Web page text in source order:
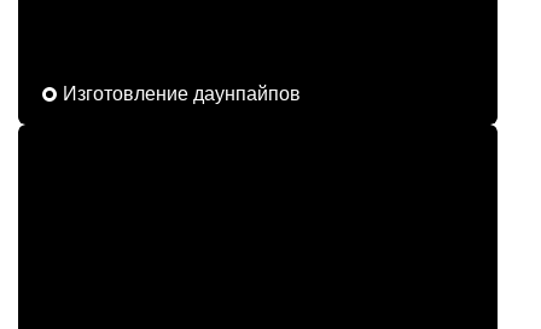
Изготовление даунпайпов